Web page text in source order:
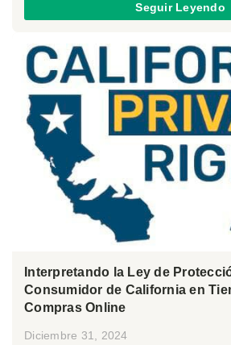
Seguir Leyendo
Interpretando la Ley de
Consumidor de California en
Compras Online
Diciembre 31, 2024